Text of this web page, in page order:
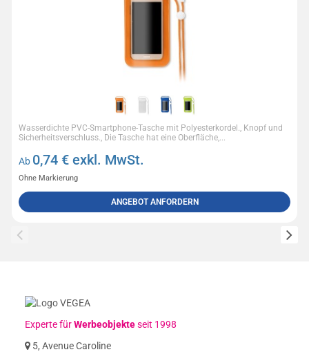
Wasserdichte PVC-Smartphone-Tasche mit Polyesterkordel., Knopf und
Sicherheitsverschluss., Die Tasche hat eine Oberfläche,...
Ab 0,74 € exkl. MwSt.
Ohne Markierung
ANGEBOT ANFORDERN
Experte fürWerbeobjekteseit 1998
5, Avenue Caroline